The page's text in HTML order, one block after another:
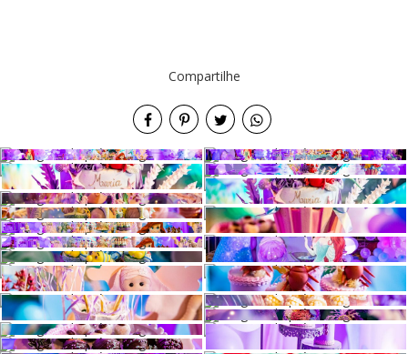
Compartilhe